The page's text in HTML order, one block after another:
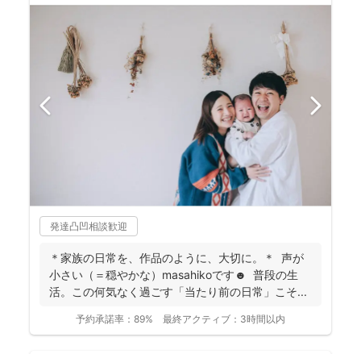
発達凸凹相談歓迎
＊家族の日常を、作品のように、大切に。＊ 声が
小さい（＝穏やかな）masahikoです☻ 普段の生
活。この何気なく過ごす「当たり前の日常」こそ...
予約承諾率： 89% 最終アクティブ： 3時間以内